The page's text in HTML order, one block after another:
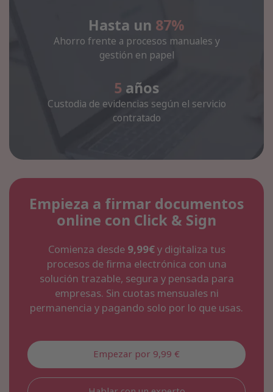
Hasta un 87%
Ahorro frente a procesos manuales y
gestión en papel
5 años
Custodia de evidencias según el servicio
contratado
Empieza a firmar documentos
online con Click & Sign
Comienza desde 9,99€y digitaliza tus
procesos de firma electrónica con una
solución trazable, segura y pensada para
empresas. Sin cuotas mensuales ni
permanencia y pagando solo por lo que usas.
Empezar por 9,99 €